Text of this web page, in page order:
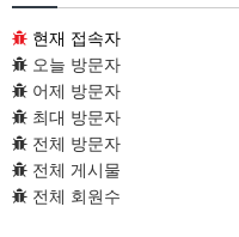
현재 접속자
오늘 방문자
어제 방문자
최대 방문자
전체 방문자
전체 게시물
전체 회원수